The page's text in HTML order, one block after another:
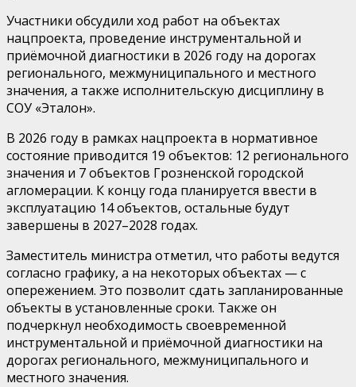
Участники обсудили ход работ на объектах
нацпроекта, проведение инструментальной и
приёмочной диагностики в 2026 году на дорогах
регионального, межмуниципального и местного
значения, а также исполнительскую дисциплину в
СОУ «Эталон».
В 2026 году в рамках нацпроекта в нормативное
состояние приводится 19 объектов: 12 регионального
значения и 7 объектов Грозненской городской
агломерации. К концу года планируется ввести в
эксплуатацию 14 объектов, остальные будут
завершены в 2027–2028 годах.
Заместитель министра отметил, что работы ведутся
согласно графику, а на некоторых объектах — с
опережением. Это позволит сдать запланированные
объекты в установленные сроки. Также он
подчеркнул необходимость своевременной
инструментальной и приёмочной диагностики на
дорогах регионального, межмуниципального и
местного значения.